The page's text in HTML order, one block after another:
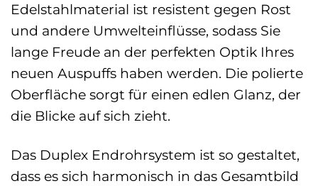
Edelstahlmaterial ist resistent gegen Rost
und andere Umwelteinflüsse, sodass Sie
lange Freude an der perfekten Optik Ihres
neuen Auspuffs haben werden. Die polierte
Oberfläche sorgt für einen edlen Glanz, der
die Blicke auf sich zieht.
Das Duplex Endrohrsystem ist so gestaltet,
dass es sich harmonisch in das Gesamtbild